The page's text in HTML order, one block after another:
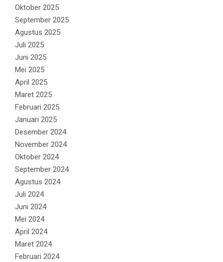
Oktober 2025
September 2025
Agustus 2025
Juli 2025
Juni 2025
Mei 2025
April 2025
Maret 2025
Februari 2025
Januari 2025
Desember 2024
November 2024
Oktober 2024
September 2024
Agustus 2024
Juli 2024
Juni 2024
Mei 2024
April 2024
Maret 2024
Februari 2024